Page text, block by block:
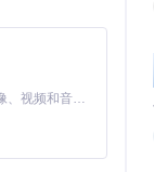
MiniMax H3 是一个通用的全模态生成系统。它支持对由文本、图像、视频和音频组成的多模态上下文进行统一理解，并能生成分辨率高达 2K、时长可达 15 秒的带原生立体声音频的视频。得益于面向任务泛化的系统设计，H3 在预训练阶段就已具备广泛的多模态上下文理解与生成能力，能够出色地执行复杂的多模态指令。